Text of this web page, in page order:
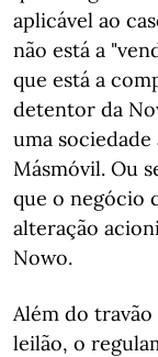
aplicável ao
não está a
que está a
detentor da
uma
Másmóvil. Ou
que o negócio
alteração
Nowo.
Além do travão
leilão, o